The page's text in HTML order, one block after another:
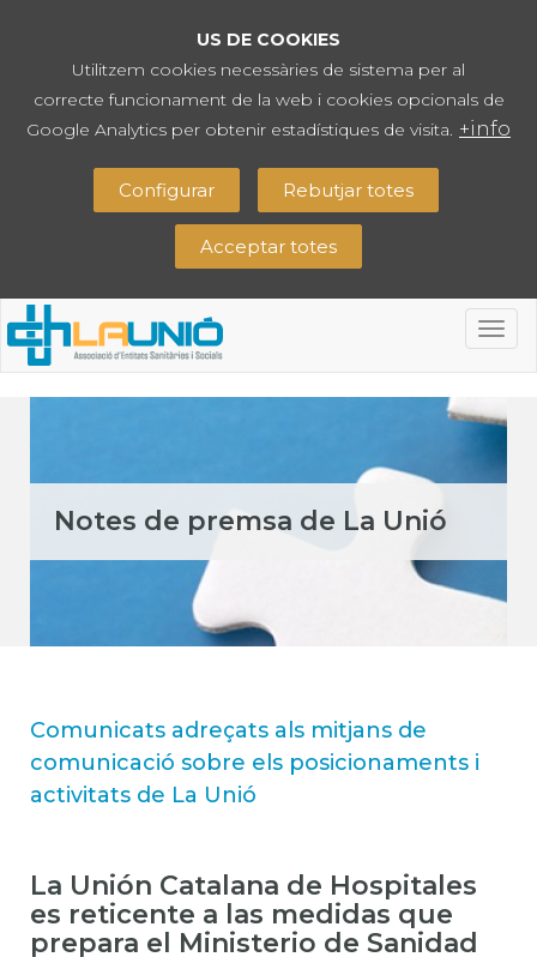
US DE COOKIES
Utilitzem cookies necessàries de sistema per al
correcte funcionament de la web i cookies opcionals de
Google Analytics per obtenir estadístiques de visita. +info
Configurar Rebutjar totes
Acceptar totes
Notes de premsa de La Unió
Comunicats adreçats als mitjans de
comunicació sobre els posicionaments i
activitats de La Unió
La Unión Catalana de Hospitales
es reticente a las medidas que
prepara el Ministerio de Sanidad